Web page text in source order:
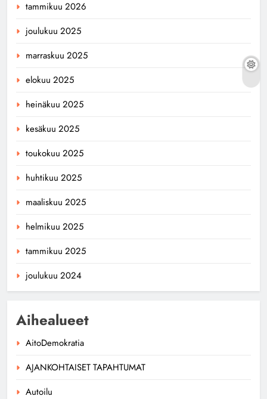
tammikuu 2026
joulukuu 2025
marraskuu 2025
elokuu 2025
heinäkuu 2025
kesäkuu 2025
toukokuu 2025
huhtikuu 2025
maaliskuu 2025
helmikuu 2025
tammikuu 2025
joulukuu 2024
Aihealueet
AitoDemokratia
AJANKOHTAISET TAPAHTUMAT
Autoilu